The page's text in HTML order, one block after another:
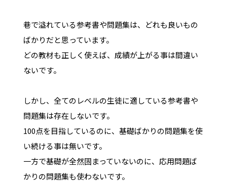
巷で溢れている参考書や問題集は、どれも良いもの
ばかりだと思っています。
どの教材も正しく使えば、成績が上がる事は間違い
ないです。
しかし、全てのレベルの生徒に適している参考書や
問題集は存在しないです。
100点を目指しているのに、基礎ばかりの問題集を使
い続ける事は無いです。
一方で基礎が全然固まっていないのに、応用問題ば
かりの問題集も使わないです。